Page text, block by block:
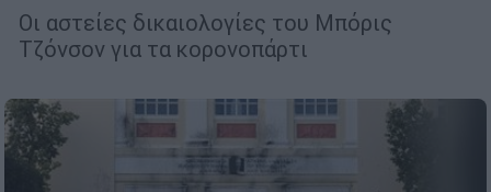
Οι αστείες δικαιολογίες του Μπόρις
Τζόνσον για τα κορονοπάρτι